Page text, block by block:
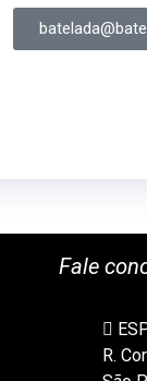
Fale
R.